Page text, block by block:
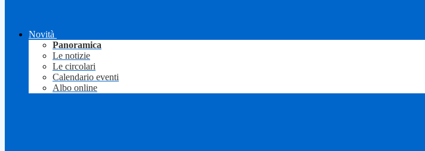
Novità
Panoramica
Le notizie
Le circolari
Calendario eventi
Albo online